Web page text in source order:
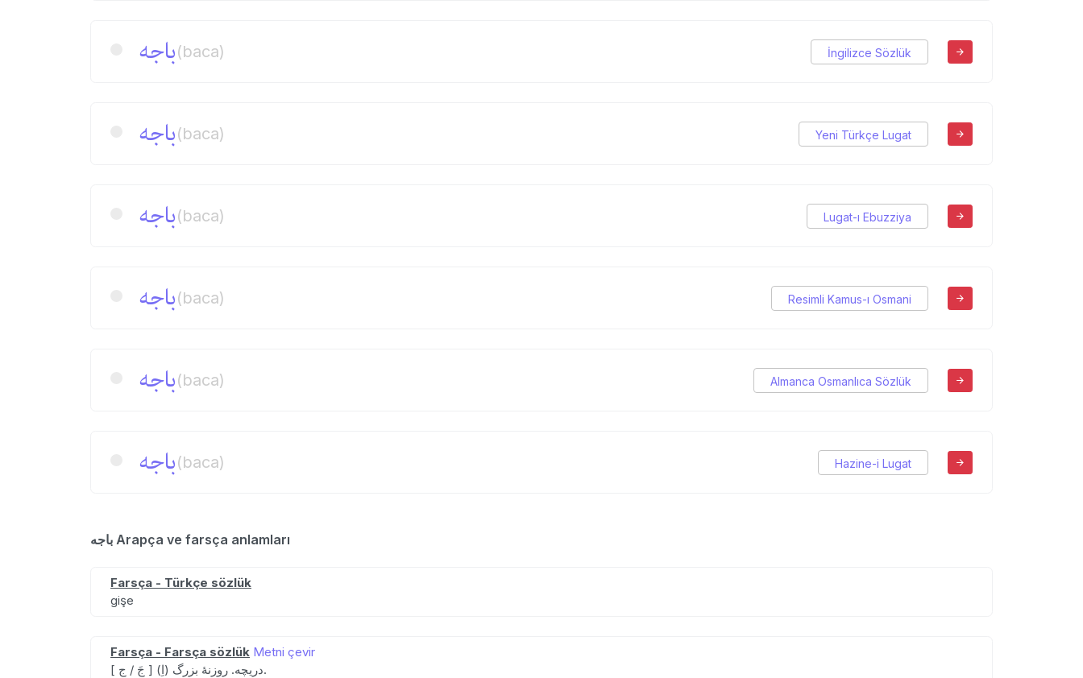
باجه(baca) İngilizce Sözlük
باجه(baca) Yeni Türkçe Lugat
باجه(baca) Lugat-ı Ebuzziya
باجه(baca) Resimli Kamus-ı Osmani
باجه(baca) Almanca Osmanlıca Sözlük
باجه(baca) Hazine-i Lugat
باجه Arapça ve farsça anlamları
Farsça - Türkçe sözlük
gişe
Farsça - Farsça sözlük Metni çevir
[ جَ / جِ ] (اِ) دریچه. روزنهٔ بزرگ.